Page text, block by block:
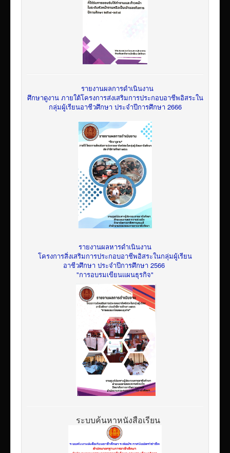
รายงานผลการดำเนินงาน
ศึกษาดูงาน ภายใต้โครงการส่งเสริมการประกอบอาชีพอิสระใน
กลุ่มผู้เรียนอาชีวศึกษา ประจำปีการศึกษา 2666
รายงานผลหารดำเนินงาน
โครงการสิ่งเสริมการประกอบอาชีพอิสระในกลุ่มผู้เรียน
อาชีวศึกษา ประจำปีการศึกษา 2566
"การอบรมเขียนแผนธุรกิจ"
ระบบค้นหาหนังสือเรียน